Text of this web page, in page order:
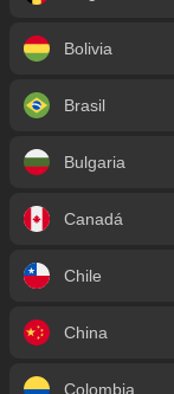
Bolivia
Brasil
Bulgaria
Canadá
Chile
China
Colombia